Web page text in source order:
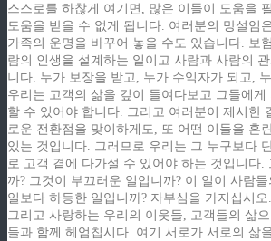
스스로를 하찮게 여기면, 많은 이들이 도움을
도움을 받을 수 없게 됩니다. 여러분의 망설임
가족의 운명을 바꾸어 놓을 수도 있습니다. 보
람의 인생을 설계하는 일이고 사람과 사람의
니다. 누가 보장을 받고, 누가 수익자가 되고,
우리는 고객의 삶을 깊이 들여다보고 그들에게
할 수 있어야 합니다. 그리고 여러분이 제시한
로운 전환점을 맞이하게도, 또 어떤 이들을 혼
있는 것입니다. 그러므로 우리는 그 누구보다
로 고객 곁에 다가설 수 있어야 하는 것입니다.
까? 그것이 부끄러운 일입니까? 이 일이 사람
일보다 하등한 일입니까? 자부심을 가지십시
그리고 사랑하는 우리의 이웃들, 고객들의 삶
들과 함께 헤엄칩시다. 여기 서로가 서로의 삶